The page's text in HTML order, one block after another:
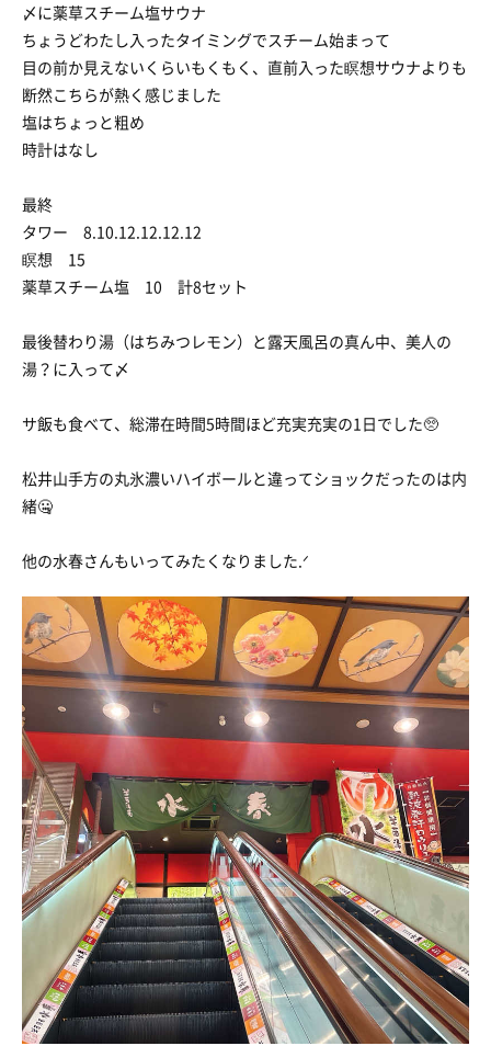
〆に薬草スチーム塩サウナ
ちょうどわたし入ったタイミングでスチーム始まって
目の前か見えないくらいもくもく、直前入った瞑想サウナよりも
断然こちらが熱く感じました
塩はちょっと粗め
時計はなし
最終
タワー 8.10.12.12.12.12
瞑想 15
薬草スチーム塩 10 計8セット
最後替わり湯（はちみつレモン）と露天風呂の真ん中、美人の
湯？に入って〆
サ飯も食べて、総滞在時間5時間ほど充実充実の1日でした🥺
松井山手方の丸氷濃いハイボールと違ってショックだったのは内
緒🤐
他の水春さんもいってみたくなりました.ᐟ